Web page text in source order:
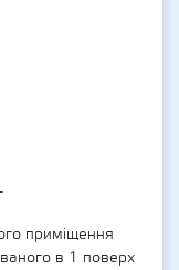
приміщення
в 1 поверх